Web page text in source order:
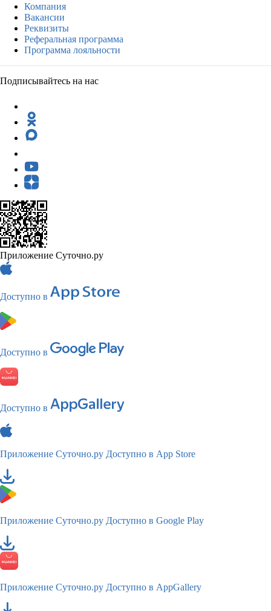
Компания
Вакансии
Реквизиты
Реферальная программа
Программа лояльности
Подписывайтесь на нас
Приложение Суточно.ру
Доступно в
Доступно в
Доступно в
Приложение Суточно.ру Доступно в App Store
Приложение Суточно.ру Доступно в Google Play
Приложение Суточно.ру Доступно в AppGallery